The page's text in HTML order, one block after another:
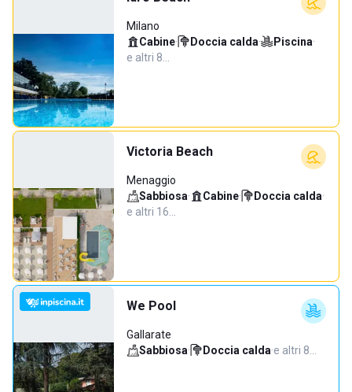
Milano
Cabine· Doccia calda· Piscina·
e altri 8…
Victoria Beach
Menaggio
Sabbiosa· Cabine· Doccia calda·
e altri 16…
We Pool
Gallarate
Sabbiosa· Doccia calda·e altri 8…